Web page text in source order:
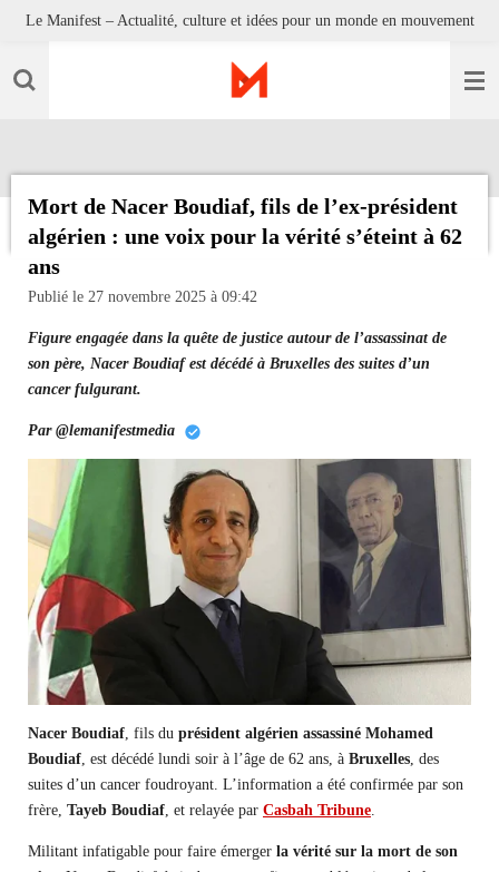
Passer
contenu
Le Manifest – Actualité, culture et idées pour un monde en mouvement
Mort de Nacer Boudiaf, fils de l’ex-président
algérien : une voix pour la vérité s’éteint à 62
ans
Publié le 27 novembre 2025 à 09:42
Figure engagée dans la quête de justice autour de l’assassinat de
son père, Nacer Boudiaf est décédé à Bruxelles des suites d’un
cancer fulgurant.
Par @lemanifestmedia
Nacer Boudiaf, fils du président algérien assassiné Mohamed
Boudiaf, est décédé lundi soir à l’âge de 62 ans, à Bruxelles, des
suites d’un cancer foudroyant. L’information a été confirmée par son
frère, Tayeb Boudiaf, et relayée par Casbah Tribune.
Militant infatigable pour faire émerger la vérité sur la mort de son